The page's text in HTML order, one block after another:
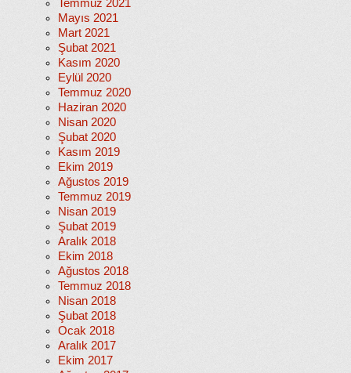
Temmuz 2021
Mayıs 2021
Mart 2021
Şubat 2021
Kasım 2020
Eylül 2020
Temmuz 2020
Haziran 2020
Nisan 2020
Şubat 2020
Kasım 2019
Ekim 2019
Ağustos 2019
Temmuz 2019
Nisan 2019
Şubat 2019
Aralık 2018
Ekim 2018
Ağustos 2018
Temmuz 2018
Nisan 2018
Şubat 2018
Ocak 2018
Aralık 2017
Ekim 2017